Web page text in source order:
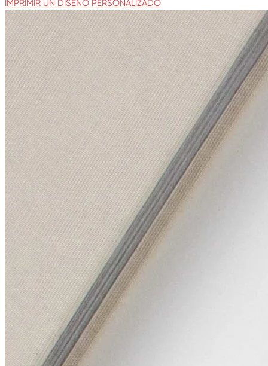
IMPRIMIR UN DISEÑO PERSONALIZADO